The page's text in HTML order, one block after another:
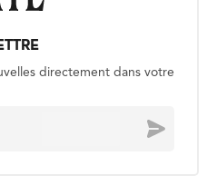
directement dans votre
Envoyer